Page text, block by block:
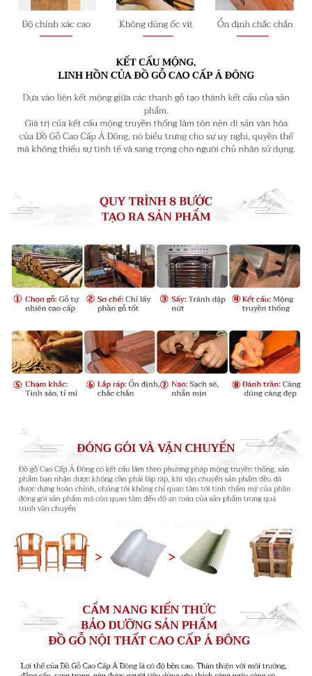
thị giác gần như hoàn hảo và sự ổn định về cấu
trúc. Đặc điểm “
trung hòa” của ghế tai quan được
các nghệ nhân lấy cảm hứng từngọc cổ
Phong thủy trong ghế tai quan bắc 02
Chỉ xét từ tên gọi, chiếc ghế được gọi là ghế mũ quan
ban đầu mang theo ước vọng “thượng lưu” của người
hình thức. Ví dụ, chương và tay vịn của ghế
tai quan
bắc 02
tạo dáng ngồi quyền thế cóvận may, nâng
chân lên có nghĩa làbước từng bướctới ước vọng.
Trên thực tế, thông tin văn hóa có trong chiếc ghế tai
quan bắc 02 khác xa với ý tưởng thiết kế khéo léo của
nó thậm chí còn bao gồm cảlý thuyết Phong
Thủyđộc đáo của Trung Quốc .